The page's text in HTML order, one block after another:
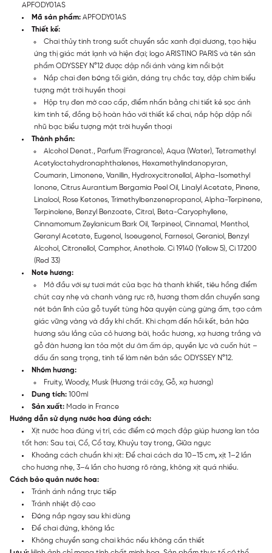
APFODY01AS
Mã sản phẩm: APFODY01AS
Thiết kế:
Chai thủy tinh trong suốt chuyển sắc xanh đại dương, tạo hiệu
ứng thị giác mát lạnh và hiện đại; logo ARISTINO PARIS và tên sản
phẩm ODYSSEY N°12 được dập nổi ánh vàng kim nổi bật
Nắp chai đen bóng tối giản, dáng trụ chắc tay, dập chìm biểu
tượng mặt trời huyền thoại
Hộp trụ đen mờ cao cấp, điểm nhấn bằng chi tiết kẻ sọc ánh
kim tinh tế, đồng bộ hoàn hảo với thiết kế chai, nắp hộp dập nổi
nhũ bạc biểu tượng mặt trời huyền thoại
Thành phần:
Alcohol Denat., Parfum (Fragrance), Aqua (Water), Tetramethyl
Acetyloctahydronaphthalenes, Hexamethylindanopyran,
Coumarin, Limonene, Vanillin, Hydroxycitronellal, Alpha-Isomethyl
Ionone, Citrus Aurantium Bergamia Peel Oil, Linalyl Acetate, Pinene,
Linalool, Rose Ketones, Trimethylbenzenepropanol, Alpha-Terpinene,
Terpinolene, Benzyl Benzoate, Citral, Beta-Caryophyllene,
Cinnamomum Zeylanicum Bark Oil, Terpineol, Cinnamal, Menthol,
Geranyl Acetate, Eugenol, Isoeugenol, Farnesol, Geraniol, Benzyl
Alcohol, Citronellol, Camphor, Anethole. Ci 19140 (Yellow 5), Ci 17200
(Red 33)
Note hương:
Mở đầu với sự tươi mát của bạc hà thanh khiết, tiêu hồng điểm
chút cay nhẹ và chanh vàng rực rỡ, hương thơm dần chuyển sang
nét bản lĩnh của gỗ tuyết tùng hòa quyện cùng gừng ấm, tạo cảm
giác vững vàng và đầy khí chất. Khi chạm đến hồi kết, bản hòa
hương sâu lắng của cỏ hương bài, hoắc hương, xạ hương trắng và
gỗ đàn hương lan tỏa một dư âm ấm áp, quyền lực và cuốn hút –
dấu ấn sang trọng, tinh tế làm nên bản sắc ODYSSEY N°12.
Nhóm hương:
Fruity, Woody, Musk (Hương trái cây, Gỗ, xạ hương)
Dung tích: 100ml
Sản xuất: Made in France
Hướng dẫn sử dụng nước hoa đúng cách:
Xịt nước hoa đúng vị trí, các điểm có mạch đập giúp hương lan tỏa
tốt hơn: Sau tai, Cổ, Cổ tay, Khuỷu tay trong, Giữa ngực
Khoảng cách chuẩn khi xịt: Để chai cách da 10–15 cm, xịt 1–2 lần
cho hương nhẹ, 3–4 lần cho hương rõ ràng, không xịt quá nhiều.
Cách bảo quản nước hoa:
Tránh ánh nắng trực tiếp
Tránh nhiệt độ cao
Đóng nắp ngay sau khi dùng
Để chai đứng, không lắc
Không chuyển sang chai khác nếu không cần thiết